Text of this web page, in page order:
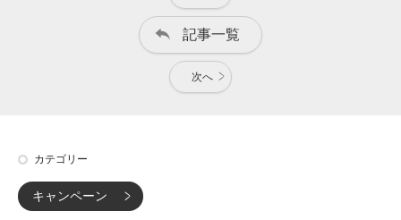
記事一覧
次へ
カテゴリー
キャンペーン